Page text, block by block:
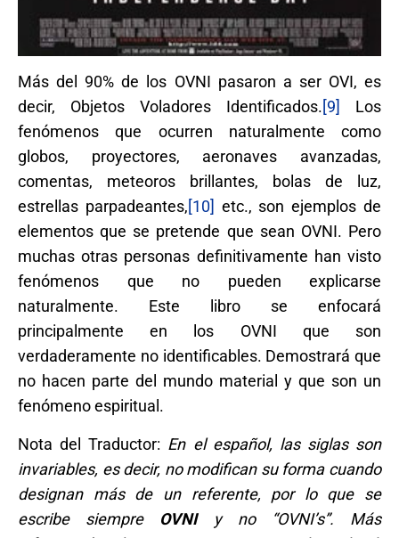
Más del 90% de los OVNI pasaron a ser OVI, es
decir, Objetos Voladores Identificados.[9]
Los
fenómenos que ocurren naturalmente como
globos, proyectores, aeronaves avanzadas,
comentas, meteoros brillantes, bolas de luz,
estrellas parpadeantes,[10] etc., son ejemplos de
elementos que se pretende que sean OVNI. Pero
muchas otras personas definitivamente han visto
fenómenos que no pueden explicarse
naturalmente. Este libro se enfocará
principalmente en los OVNI que son
verdaderamente no identificables. Demostrará que
no hacen parte del mundo material y que son un
fenómeno espiritual.
Nota del Traductor: En el español, las siglas son
invariables, es decir, no modifican su forma cuando
designan más de un referente, por lo que se
escribe siempre OVNIy no “OVNI’s”. Más